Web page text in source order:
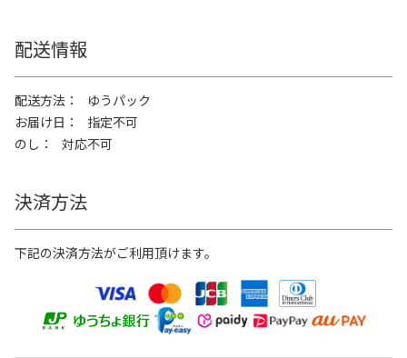
配送情報
配送方法
ゆうパック
お届け日
指定不可
のし
対応不可
決済方法
下記の決済方法がご利用頂けます。